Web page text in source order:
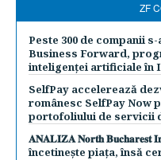
ZF
Peste 300 de companii
Business Forward,
inteligenței artificiale în
SelfPay accelerează
românesc SelfPay Now
portofoliului de servicii
𝐀𝐍𝐀𝐋𝐈𝐙𝐀 𝐍𝐨𝐫𝐭𝐡 𝐁𝐮𝐜𝐡𝐚𝐫𝐞𝐬𝐭
încetinește piața, însă